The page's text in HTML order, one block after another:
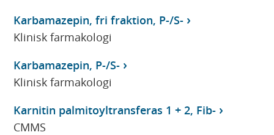
Karbamazepin, fri fraktion, P-/S-
Klinisk farmakologi
Karbamazepin, P-/S-
Klinisk farmakologi
Karnitin palmitoyltransferas 1 + 2, Fib-
CMMS